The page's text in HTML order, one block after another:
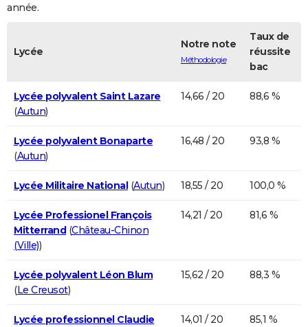
année.
Lycée
Notre note
Méthodologie
Taux de
réussite
bac
Lycée polyvalent Saint Lazare
(Autun)
14,66 / 20 88,6 %
Lycée polyvalent Bonaparte
(Autun)
16,48 / 20 93,8 %
Lycée Militaire National(Autun) 18,55 / 20 100,0 %
Lycée Professionel François
Mitterrand(Château-Chinon
(Ville))
14,21 / 20 81,6 %
Lycée polyvalent Léon Blum
(Le Creusot)
15,62 / 20 88,3 %
Lycée professionnel Claudie
14,01 / 20 85,1 %